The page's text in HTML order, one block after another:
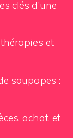
clés d’une
et
soupapes :
achat, et